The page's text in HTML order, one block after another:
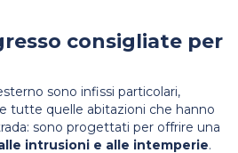
consigliate per
sono infissi particolari,
tutte quelle abitazioni che hanno
sono progettati per offrire una
intrusioni e alle intemperie.